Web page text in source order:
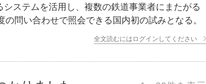
ステムを活用し、複数の鉄道事業者にまたがる
の問い合わせで照会できる国内初の試みとなる。
全文読むにはログインしてください